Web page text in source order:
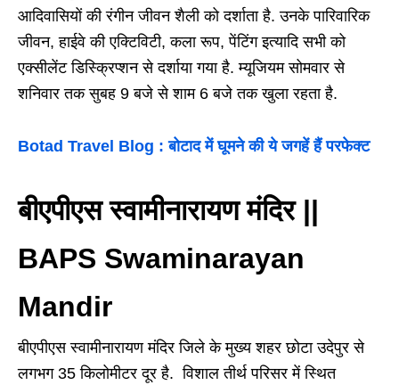
आदिवासियों की रंगीन जीवन शैली को दर्शाता है. उनके पारिवारिक
जीवन, हाईवे की एक्टिविटी, कला रूप, पेंटिंग इत्यादि सभी को
एक्सीलेंट डिस्क्रिप्शन से दर्शाया गया है. म्यूजियम सोमवार से
शनिवार तक सुबह 9 बजे से शाम 6 बजे तक खुला रहता है.
Botad Travel Blog : बोटाद में घूमने की ये जगहें हैं परफेक्ट
बीएपीएस स्वामीनारायण मंदिर ||
BAPS Swaminarayan
Mandir
बीएपीएस स्वामीनारायण मंदिर जिले के मुख्य शहर छोटा उदेपुर से
लगभग 35 किलोमीटर दूर है. विशाल तीर्थ परिसर में स्थित